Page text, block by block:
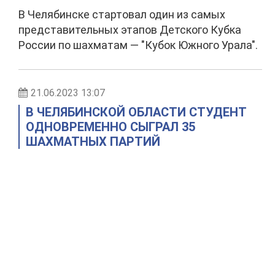
В Челябинске стартовал один из самых
представительных этапов Детского Кубка
России по шахматам — "Кубок Южного Урала".
21.06.2023 13:07
В ЧЕЛЯБИНСКОЙ ОБЛАСТИ СТУДЕНТ
ОДНОВРЕМЕННО СЫГРАЛ 35
ШАХМАТНЫХ ПАРТИЙ